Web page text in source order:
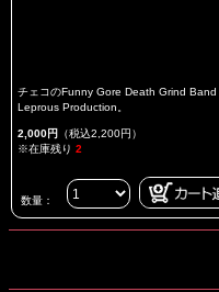
チェコのFunny Gore Death Grind
Leprous Production。
2,000円 （税込2,200円）
※在庫残り 2
数量：